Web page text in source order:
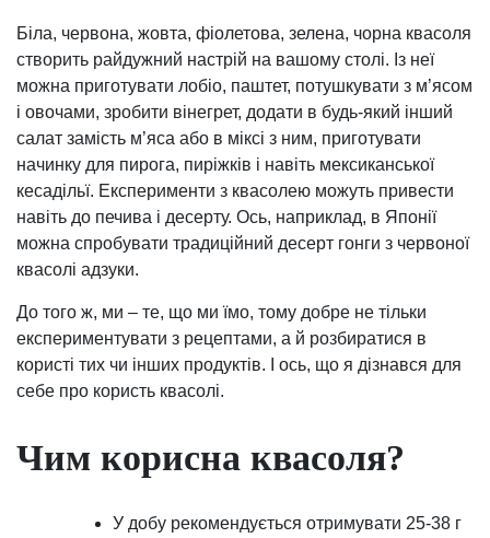
Біла, червона, жовта, фіолетова, зелена, чорна квасоля
створить райдужний настрій на вашому столі. Із неї
можна приготувати лобіо, паштет, потушкувати з м’ясом
і овочами, зробити вінегрет, додати в будь-який інший
салат замість м’яса або в міксі з ним, приготувати
начинку для пирога, пиріжків і навіть мексиканської
кесадільї. Експерименти з квасолею можуть привести
навіть до печива і десерту. Ось, наприклад, в Японії
можна спробувати традиційний десерт гонги з червоної
квасолі адзуки.
До того ж, ми – те, що ми їмо, тому добре не тільки
експериментувати з рецептами, а й розбиратися в
користі тих чи інших продуктів. І ось, що я дізнався для
себе про користь квасолі.
Чим корисна квасоля?
У добу рекомендується отримувати 25-38 г